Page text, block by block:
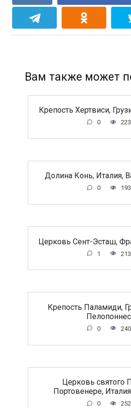
Вам также может
Крепость Хертвиси,
0 223
Долина Конь, Италия,
0 193
Церковь Сент-Эсташ,
1 213
Крепость Паламиди,
Пелопоннес
0 240
Церковь святого
Портовенере,
0 252